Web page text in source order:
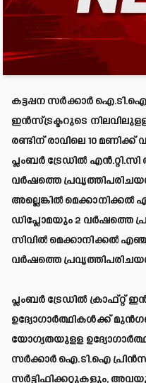
കട്ടപ്പന സര്‍ക്കാര്‍
ഇന്‍സ്ട്രക്ടറുടെ
രണ്ടിന് രാവിലെ 10
പ്ലംബര്‍ ട്രേഡില്‍
വര്‍ഷത്തെ
അല്ലെങ്കില്‍ മെക്കാനിക്കല്‍
ഡിപ്ലോമയും 2 വര്‍ഷത്തെ
സിവില്‍ മെക്കാനിക്കല്‍
വര്‍ഷത്തെ
പ്ലംബര്‍ ട്രേഡില്‍ ക്രാഫ്റ്റ്
ഉദ്യോഗാര്‍ത്ഥികള്‍ക്ക്
യോഗ്യതയുളള
സര്‍ക്കാര്‍ ഐ.ടി.ഐ
സര്‍ട്ടിഫിക്കറ്റുകളും,